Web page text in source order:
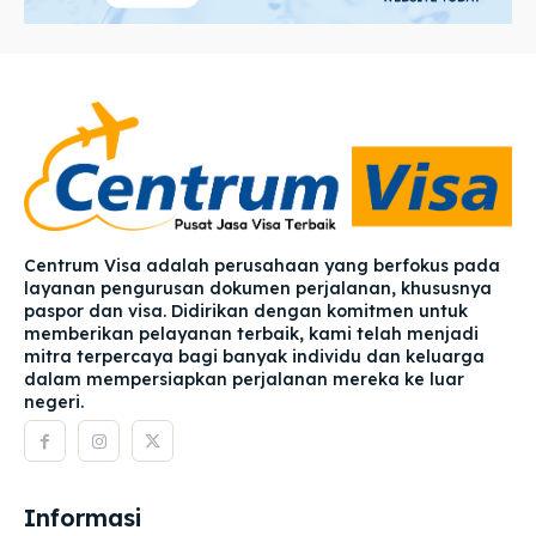
Centrum Visa adalah perusahaan yang berfokus pada
layanan pengurusan dokumen perjalanan, khususnya
paspor dan visa. Didirikan dengan komitmen untuk
memberikan pelayanan terbaik, kami telah menjadi
mitra terpercaya bagi banyak individu dan keluarga
dalam mempersiapkan perjalanan mereka ke luar
negeri.
Informasi